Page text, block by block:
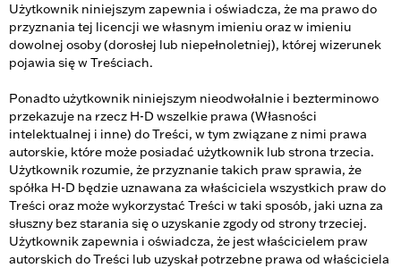
Użytkownik niniejszym zapewnia i oświadcza, że ma prawo do
przyznania tej licencji we własnym imieniu oraz w imieniu
dowolnej osoby (dorosłej lub niepełnoletniej), której wizerunek
pojawia się w Treściach.
Ponadto użytkownik niniejszym nieodwołalnie i bezterminowo
przekazuje na rzecz H-D wszelkie prawa (Własności
intelektualnej i inne) do Treści, w tym związane z nimi prawa
autorskie, które może posiadać użytkownik lub strona trzecia.
Użytkownik rozumie, że przyznanie takich praw sprawia, że
spółka H-D będzie uznawana za właściciela wszystkich praw do
Treści oraz może wykorzystać Treści w taki sposób, jaki uzna za
słuszny bez starania się o uzyskanie zgody od strony trzeciej.
Użytkownik zapewnia i oświadcza, że jest właścicielem praw
autorskich do Treści lub uzyskał potrzebne prawa od właściciela